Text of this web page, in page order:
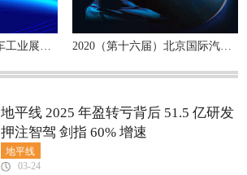
第十九届上海国际汽车工业展览会 2020（第十六届）北京国际汽车展览会
地平线
地平线 2025 年盈转亏背后 51.5 亿研发
押注智驾 剑指 60% 增速
03-24